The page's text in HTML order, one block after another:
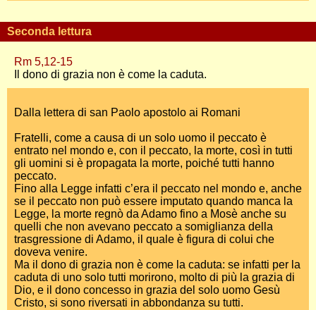
Seconda lettura
Rm 5,12-15
Il dono di grazia non è come la caduta.
Dalla lettera di san Paolo apostolo ai Romani
Fratelli, come a causa di un solo uomo il peccato è
entrato nel mondo e, con il peccato, la morte, così in tutti
gli uomini si è propagata la morte, poiché tutti hanno
peccato.
Fino alla Legge infatti c’era il peccato nel mondo e, anche
se il peccato non può essere imputato quando manca la
Legge, la morte regnò da Adamo fino a Mosè anche su
quelli che non avevano peccato a somiglianza della
trasgressione di Adamo, il quale è figura di colui che
doveva venire.
Ma il dono di grazia non è come la caduta: se infatti per la
caduta di uno solo tutti morirono, molto di più la grazia di
Dio, e il dono concesso in grazia del solo uomo Gesù
Cristo, si sono riversati in abbondanza su tutti.